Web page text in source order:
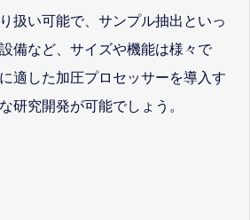
扱い可能で、サンプル抽出といっ
備など、サイズや機能は様々で
適した加圧プロセッサーを導入す
研究開発が可能でしょう。